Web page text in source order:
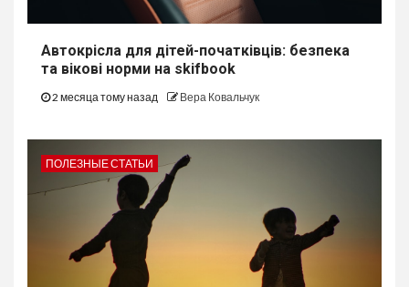
Автокрісла для дітей-початківців: безпека
та вікові норми на skifbook
2 месяца тому назад Вера Ковальчук
ПОЛЕЗНЫЕ СТАТЬИ